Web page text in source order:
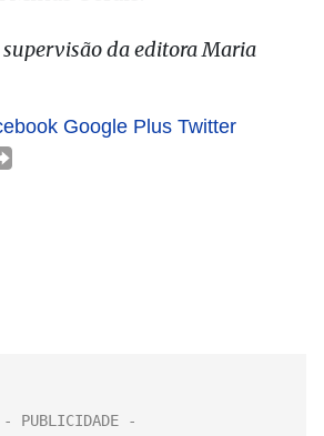
da editora Maria
Google Plus Twitter